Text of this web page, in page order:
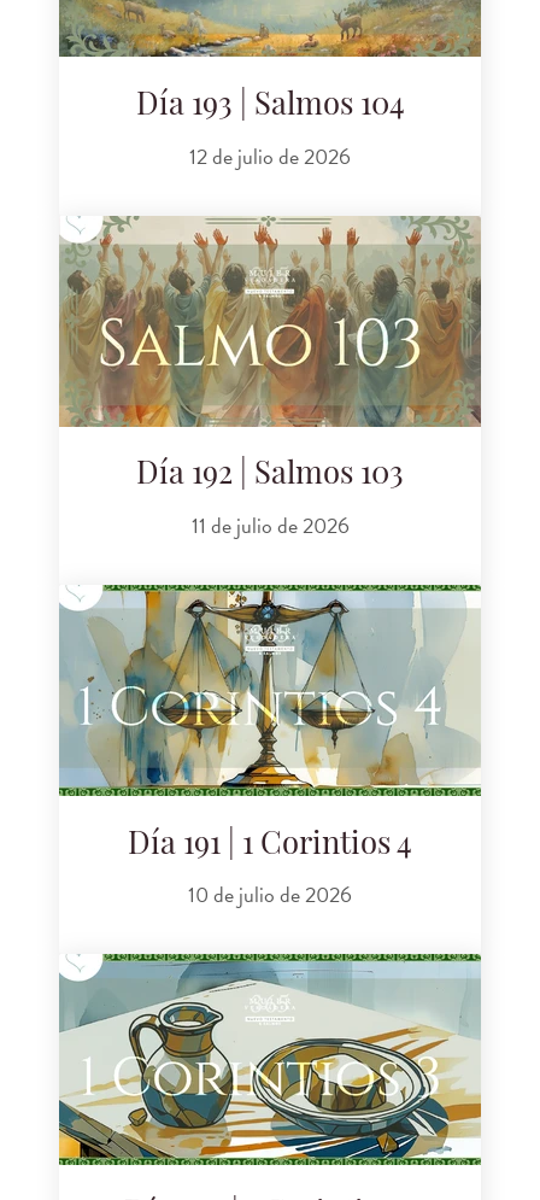
Día 193 | Salmos 104
12 de julio de 2026
Día 192 | Salmos 103
11 de julio de 2026
Día 191 | 1 Corintios 4
10 de julio de 2026